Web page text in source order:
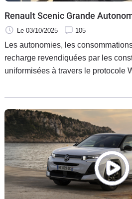
Renault Scenic Grande
Le 03/10/2025 105
Les autonomies, les
recharge revendiquées par les
uniformisées à travers le protocole
Caradisiac vous propose ses
conditions réelles. A l’essai
Grande Autonomie.